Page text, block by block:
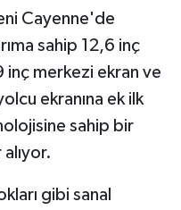
Cayenne'de
sahip 12,6 inç
merkezi ekran ve
ekranına ek ilk
sahip bir
gibi sanal